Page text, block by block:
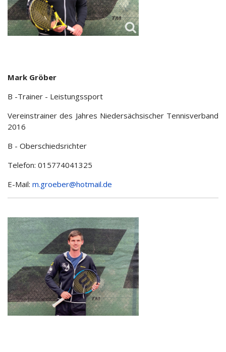
Mark Gröber
B -Trainer - Leistungssport
Vereinstrainer des Jahres Niedersächsischer Tennisverband
2016
B - Oberschiedsrichter
Telefon: 015774041325
E-Mail: m.groeber@hotmail.de